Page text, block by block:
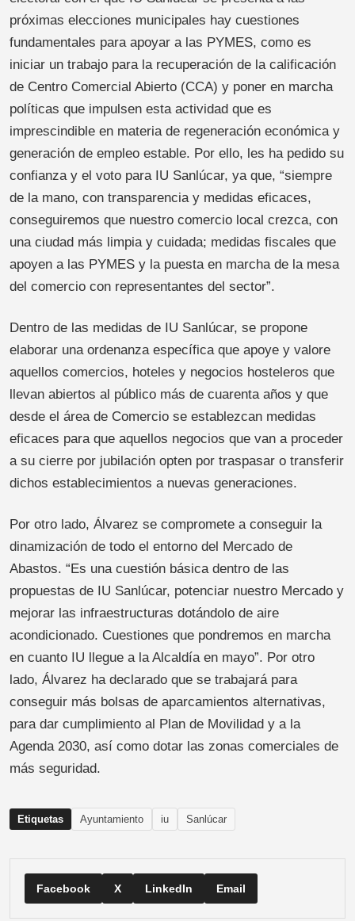
próximas elecciones municipales hay cuestiones
fundamentales para apoyar a las PYMES, como es
iniciar un trabajo para la recuperación de la calificación
de Centro Comercial Abierto (CCA) y poner en marcha
políticas que impulsen esta actividad que es
imprescindible en materia de regeneración económica y
generación de empleo estable. Por ello, les ha pedido su
confianza y el voto para IU Sanlúcar, ya que, “siempre
de la mano, con transparencia y medidas eficaces,
conseguiremos que nuestro comercio local crezca, con
una ciudad más limpia y cuidada; medidas fiscales que
apoyen a las PYMES y la puesta en marcha de la mesa
del comercio con representantes del sector”.
Dentro de las medidas de IU Sanlúcar, se propone
elaborar una ordenanza específica que apoye y valore
aquellos comercios, hoteles y negocios hosteleros que
llevan abiertos al público más de cuarenta años y que
desde el área de Comercio se establezcan medidas
eficaces para que aquellos negocios que van a proceder
a su cierre por jubilación opten por traspasar o transferir
dichos establecimientos a nuevas generaciones.
Por otro lado, Álvarez se compromete a conseguir la
dinamización de todo el entorno del Mercado de
Abastos. “Es una cuestión básica dentro de las
propuestas de IU Sanlúcar, potenciar nuestro Mercado y
mejorar las infraestructuras dotándolo de aire
acondicionado. Cuestiones que pondremos en marcha
en cuanto IU llegue a la Alcaldía en mayo”. Por otro
lado, Álvarez ha declarado que se trabajará para
conseguir más bolsas de aparcamientos alternativas,
para dar cumplimiento al Plan de Movilidad y a la
Agenda 2030, así como dotar las zonas comerciales de
más seguridad.
Etiquetas Ayuntamiento iu Sanlúcar
Facebook X LinkedIn Email